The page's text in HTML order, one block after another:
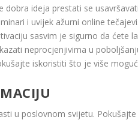
ideja prestati se
i uvijek ažurni online
sasvim je sigurno da ćete
neprocjenjivima u
iskoristiti što je više
u poslovnom svijetu.